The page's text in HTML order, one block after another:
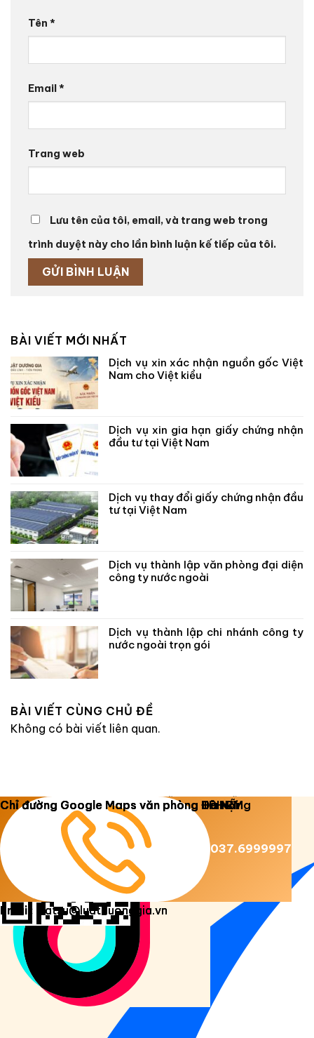
Tên *
Email*
Trang web
Lưu tên của tôi, email, và trang web trong
trình duyệt này cho lần bình luận kế tiếp của tôi.
BÀI VIẾT MỚI NHẤT
Dịch vụ xin xác nhận nguồn gốc Việt
Nam cho Việt kiều
Dịch vụ xin gia hạn giấy chứng nhận
đầu tư tại Việt Nam
Dịch vụ thay đổi giấy chứng nhận đầu
tư tại Việt Nam
Dịch vụ thành lập văn phòng đại diện
công ty nước ngoài
Dịch vụ thành lập chi nhánh công ty
nước ngoài trọn gói
BÀI VIẾT CÙNG CHỦ ĐỀ
Không có bài viết liên quan.
Copyright 2026 © Luật Dương Gia